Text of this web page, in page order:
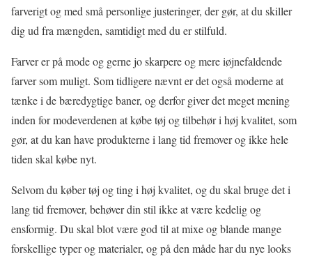
farverigt og med små personlige justeringer, der gør, at du skiller
dig ud fra mængden, samtidigt med du er stilfuld.
Farver er på mode og gerne jo skarpere og mere iøjnefaldende
farver som muligt. Som tidligere nævnt er det også moderne at
tænke i de bæredygtige baner, og derfor giver det meget mening
inden for modeverdenen at købe tøj og tilbehør i høj kvalitet, som
gør, at du kan have produkterne i lang tid fremover og ikke hele
tiden skal købe nyt.
Selvom du køber tøj og ting i høj kvalitet, og du skal bruge det i
lang tid fremover, behøver din stil ikke at være kedelig og
ensformig. Du skal blot være god til at mixe og blande mange
forskellige typer og materialer, og på den måde har du nye looks